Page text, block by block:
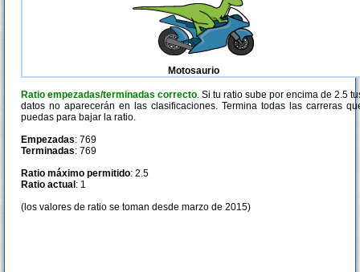
Motosaurio
Ratio empezadas/terminadas correcto. Si tu ratio sube por encima de 2.5
datos no aparecerán en las clasificaciones. Termina todas las carreras
puedas para bajar la ratio.
Empezadas: 769
Terminadas: 769
Ratio máximo permitido: 2.5
Ratio actual : 1
(los valores de ratio se toman desde marzo de 2015)